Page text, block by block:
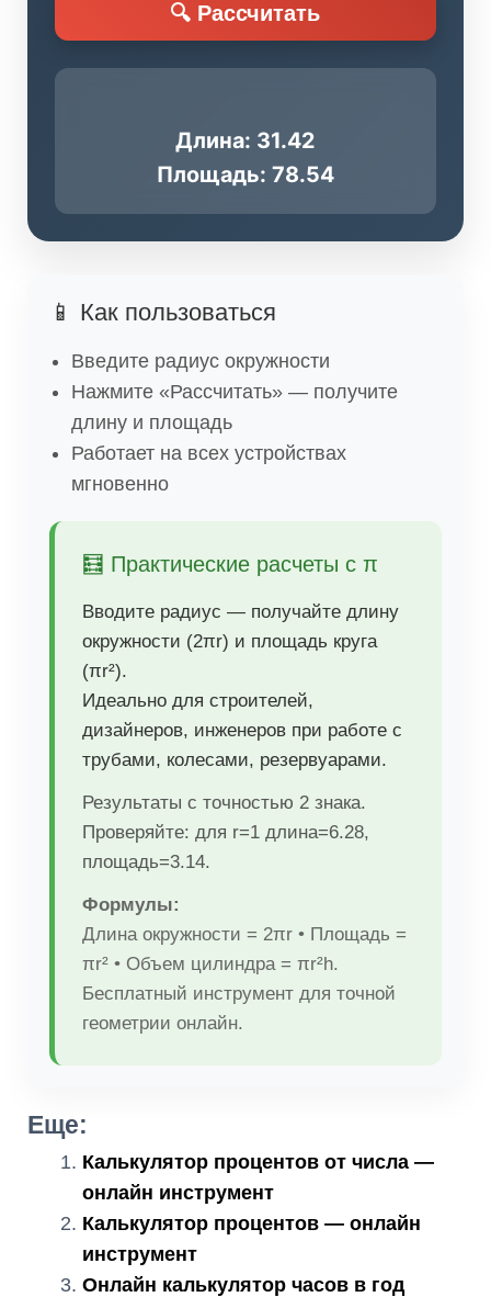
🔍 Рассчитать
Длина: 31.42
Площадь: 78.54
📱 Как пользоваться
Введите радиус окружности
Нажмите «Рассчитать» — получите
длину и площадь
Работает на всех устройствах
мгновенно
🧮 Практические расчеты с π
Вводите радиус — получайте длину
окружности (2πr) и площадь круга
(πr²).
Идеально для строителей,
дизайнеров, инженеров при работе с
трубами, колесами, резервуарами.
Результаты с точностью 2 знака.
Проверяйте: для r=1 длина=6.28,
площадь=3.14.
Формулы:
Длина окружности = 2πr • Площадь =
πr² • Объем цилиндра = πr²h.
Бесплатный инструмент для точной
геометрии онлайн.
Еще:
Калькулятор процентов от числа —
онлайн инструмент
Калькулятор процентов — онлайн
инструмент
Онлайн калькулятор часов в год